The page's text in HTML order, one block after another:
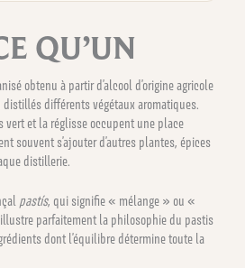
QU’UN
obtenu à partir d’alcool d’origine agricole
différents végétaux aromatiques.
vert et la réglisse occupent une place
souvent s’ajouter d’autres plantes, épices
distillerie.
pastís, qui signifie « mélange » ou «
parfaitement la philosophie du pastis
dont l’équilibre détermine toute la